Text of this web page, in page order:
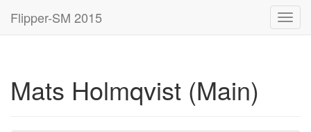
Flipper-SM 2015
Mats Holmqvist (Main)